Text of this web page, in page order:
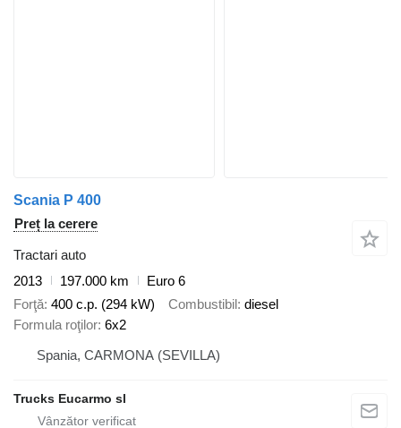
Scania P 400
Preț la cerere
Tractari auto
2013
197.000 km
Euro 6
Forţă 400 c.p. (294 kW) Combustibil diesel
Formula roţilor 6x2
Spania, CARMONA (SEVILLA)
Trucks Eucarmo sl